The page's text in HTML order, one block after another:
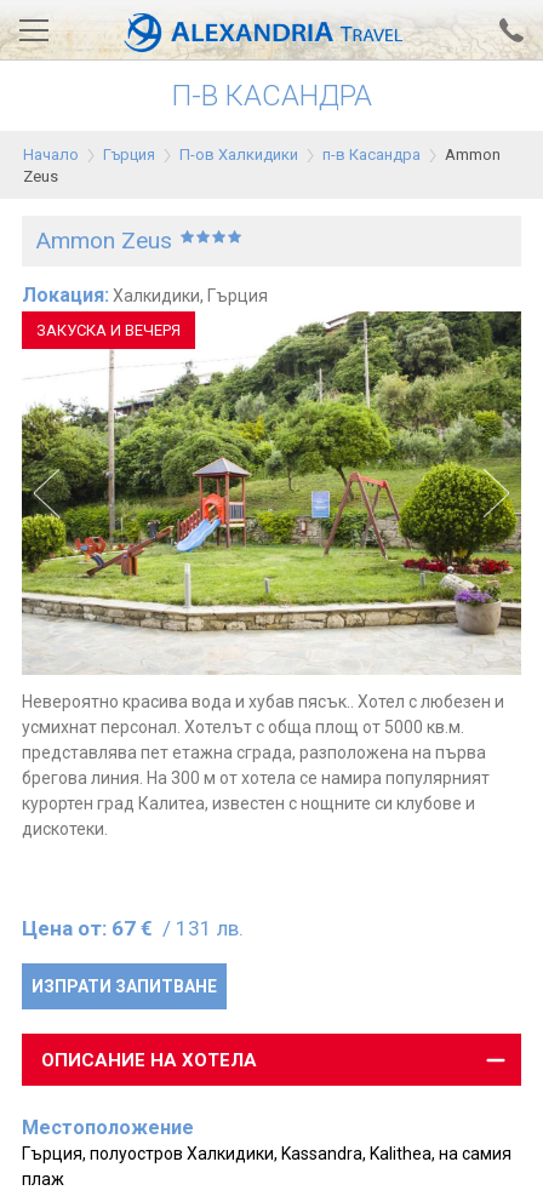
Проверка на резервация
АЛЕКСАНДРИЯ хотели
Гърция
Екскурзии
0700 18 308 Запитване
П-В КАСАНДРА
Начало Гърция П-ов Халкидики п-в Касандра
Ammon
Zeus
Ammon Zeus
Локация: Халкидики, Гърция
ЗАКУСКА И ВЕЧЕРЯ
Невероятно красива вода и хубав пясък.. Хотел с любезен и
усмихнат персонал. Хотелът с обща площ от 5000 кв.м.
представлява пет етажна сграда, разположенa на първа
брегова линия. На 300 м от хотела се намира популярният
курортен град Калитеа, известен с нощните си клубове и
дискотеки.
Цена от: 67 € / 131 лв.
ИЗПРАТИ ЗАПИТВАНЕ
ОПИСАНИЕ НА ХОТЕЛА
Местоположение
Гърция, полуостров Халкидики, Kassandra, Kalithea, на самия
плаж